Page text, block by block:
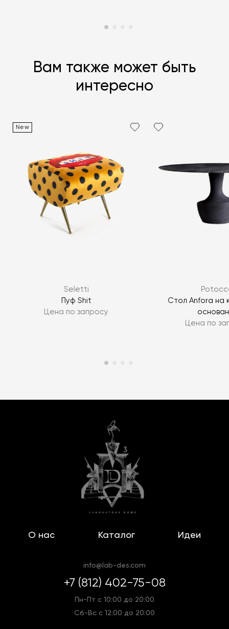
Вам также может быть
интересно
New
Seletti
Пуф Shit
Цена по запросу
Стол Anfora на
Цена по
О нас Каталог Идеи
info@lab-des.com
+7 (812) 402-75-08
Пн-Пт с 10:00 до 20:00
Сб-Вс с 12:00 до 20:00